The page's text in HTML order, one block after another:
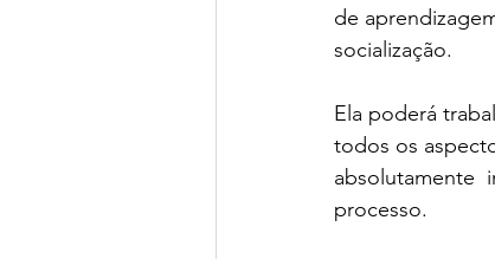
de
socialização.
Ela poderá
todos os
absolutamente
processo.